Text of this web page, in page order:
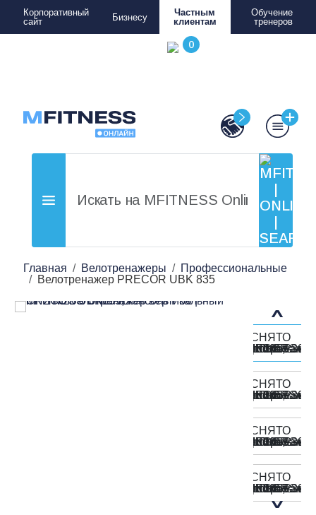
Корпоративный
сайт
Бизнесу
Частным
клиентам
Обучение
тренеров
Главная Велотренажеры
Профессиональные
Велотренажер PRECOR UBK 835